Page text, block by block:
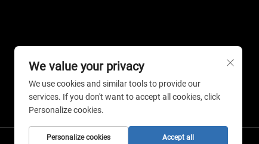
We value your privacy
We use cookies and similar tools to provide our
services. If you don't want to accept all cookies, click
Personalize cookies.
Personalize cookies Accept all